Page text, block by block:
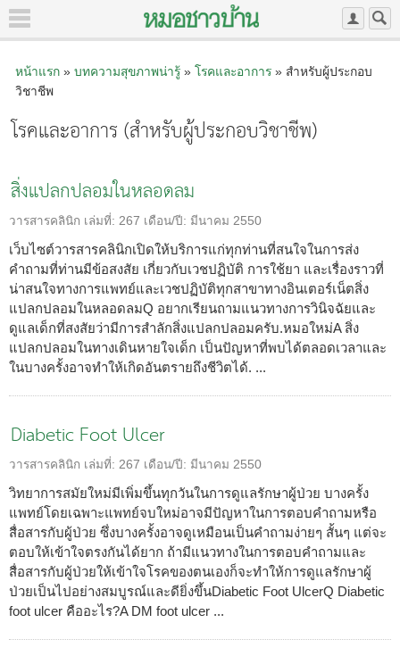
หน้าแรก» บทความสุขภาพน่ารู้» โรคและอาการ» สำหรับผู้ประกอบ
วิชาชีพ
โรคและอาการ (สำหรับผู้ประกอบวิชาชีพ)
สิ่งแปลกปลอมในหลอดลม
วารสารคลินิก เล่มที่: 267 เดือน/ปี: มีนาคม 2550
เว็บไซต์วารสารคลินิกเปิดให้บริการแก่ทุกท่านที่สนใจในการส่ง
คำถามที่ท่านมีข้อสงสัย เกี่ยวกับเวชปฏิบัติ การใช้ยา และเรื่องราวที่
น่าสนใจทางการแพทย์และเวชปฏิบัติทุกสาขาทางอินเตอร์เน็ตสิ่ง
แปลกปลอมในหลอดลมQ อยากเรียนถามแนวทางการวินิจฉัยและ
ดูแลเด็กที่สงสัยว่ามีการสำลักสิ่งแปลกปลอมครับ.หมอใหม่A สิ่ง
แปลกปลอมในทางเดินหายใจเด็ก เป็นปัญหาที่พบได้ตลอดเวลาและ
ในบางครั้งอาจทำให้เกิดอันตรายถึงชีวิตได้. ...
Diabetic Foot Ulcer
วารสารคลินิก เล่มที่: 267 เดือน/ปี: มีนาคม 2550
วิทยาการสมัยใหม่มีเพิ่มขึ้นทุกวันในการดูแลรักษาผู้ป่วย บางครั้ง
แพทย์โดยเฉพาะแพทย์จบใหม่อาจมีปัญหาในการตอบคำถามหรือ
สื่อสารกับผู้ป่วย ซึ่งบางครั้งอาจดูเหมือนเป็นคำถามง่ายๆ สั้นๆ แต่จะ
ตอบให้เข้าใจตรงกันได้ยาก ถ้ามีแนวทางในการตอบคำถามและ
สื่อสารกับผู้ป่วยให้เข้าใจโรคของตนเองก็จะทำให้การดูแลรักษาผู้
ป่วยเป็นไปอย่างสมบูรณ์และดียิ่งขึ้นDiabetic Foot UlcerQ Diabetic
foot ulcer คืออะไร?A DM foot ulcer ...